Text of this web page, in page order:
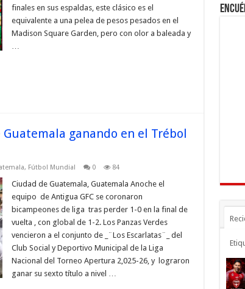
finales en sus espaldas, este clásico es el
equivalente a una pelea de pesos pesados en el
Madison Square Garden, pero con olor a baleada y
…
ganando en el Trébol
, Fútbol Mundial 0 84
Ciudad de Guatemala, Guatemala Anoche el
equipo de Antigua GFC se coronaron
bicampeones de liga tras perder 1-0 en la final de
vuelta , con global de 1-2. Los Panzas Verdes
vencieron a el conjunto de _¨Los Escarlatas¨_ del
Club Social y Deportivo Municipal de la Liga
Nacional del Torneo Apertura 2,025-26, y lograron
ganar su sexto título a nivel …